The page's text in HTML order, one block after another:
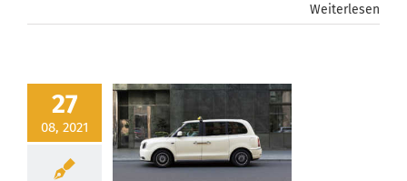
Weiterlesen
27
08, 2021